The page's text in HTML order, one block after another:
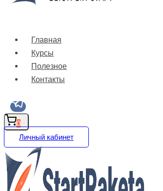
Главная
Курсы
Полезное
Контакты
0
Личный кабинет